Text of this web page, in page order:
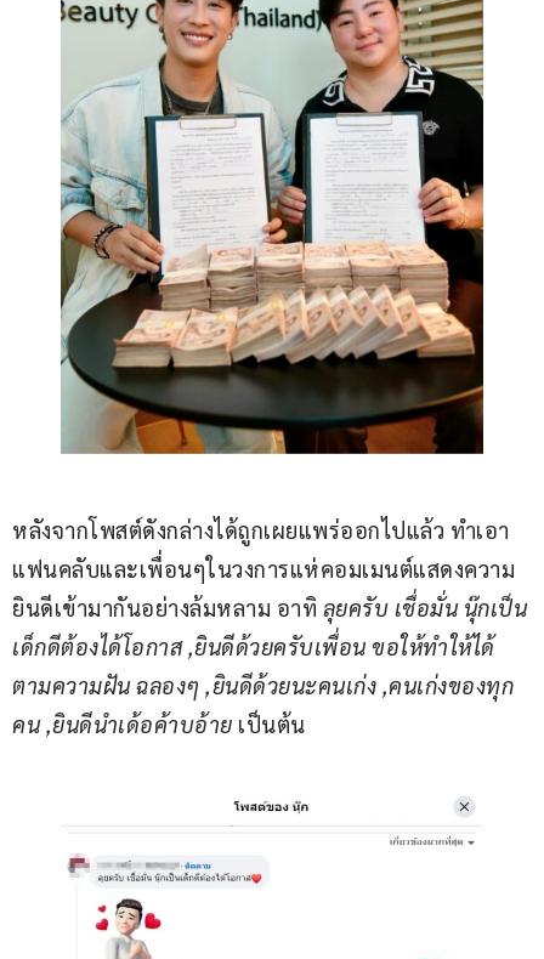
หลังจากโพสต์ดังกล่างได้ถูกเผยแพร่ออกไปแล้ว ทำเอา
แฟนคลับและเพื่อนๆในวงการแห่คอมเมนต์แสดงความ
ยินดีเข้ามากันอย่างล้มหลาม อาทิ ลุยครับ เชื่อมั่น นุ๊กเป็น
เด็กดีต้องได้โอกาส ,ยินดีด้วยครับเพื่อน ขอให้ทำให้ได้
ตามความฝัน ฉลองๆ ,ยินดีด้วยนะคนเก่ง ,คนเก่งของทุก
คน ,ยินดีนำเด้อค้าบอ้าย เป็นต้น